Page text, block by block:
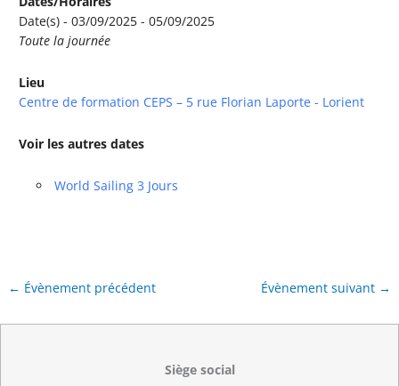
Date(s) - 03/09/2025 - 05/09/2025
Toute la journée
Lieu
Centre de formation CEPS – 5 rue Florian Laporte - Lorient
Voir les autres dates
World Sailing 3 Jours
← Évènement précédent Évènement suivant →
Siège social